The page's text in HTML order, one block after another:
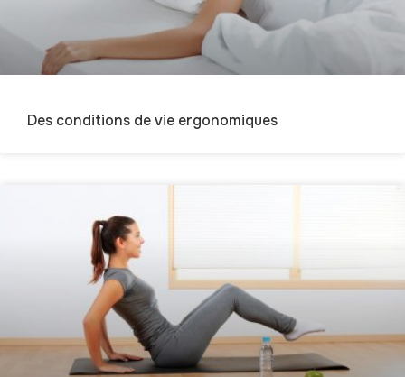
Des conditions de vie ergonomiques